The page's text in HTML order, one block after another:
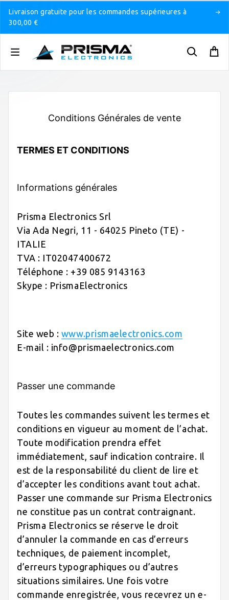
Livraison gratuite pour les commandes supérieures à
300,00 €
Conditions Générales de vente
TERMES ET CONDITIONS
Informations générales
Prisma Electronics Srl
Via Ada Negri, 11 - 64025 Pineto (TE) -
ITALIE
TVA : IT02047400672
Téléphone : +39 085 9143163
Skype : PrismaElectronics
Site web : www.prismaelectronics.com
E-mail : info@prismaelectronics.com
Passer une commande
Toutes les commandes suivent les termes et
conditions en vigueur au moment de l’achat.
Toute modification prendra effet
immédiatement, sauf indication contraire. Il
est de la responsabilité du client de lire et
d’accepter les conditions avant tout achat.
Passer une commande sur Prisma Electronics
ne constitue pas un contrat contraignant.
Prisma Electronics se réserve le droit
d’annuler la commande en cas d’erreurs
techniques, de paiement incomplet,
d’erreurs typographiques ou d’autres
situations similaires. Une fois votre
commande enregistrée, vous recevrez un e-